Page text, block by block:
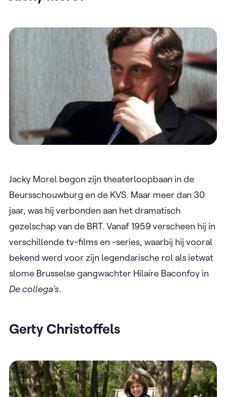
Jacky Morel begon zijn theaterloopbaan in de
Beursschouwburg en de KVS. Maar meer dan 30
jaar, was hij verbonden aan het dramatisch
gezelschap van de BRT. Vanaf 1959 verscheen hij in
verschillende tv-films en -series, waarbij hij vooral
bekend werd voor zijn legendarische rol als ietwat
slome Brusselse gangwachter Hilaire Baconfoy in
De collega's.
Gerty Christoffels